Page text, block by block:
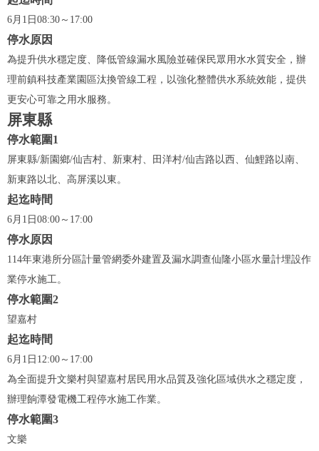
6月1日08:30～17:00
停水原因
為提升供水穩定度、降低管線漏水風險並確保民眾用水水質安全，辦
理前鎮科技產業園區汰換管線工程，以強化整體供水系統效能，提供
更安心可靠之用水服務。
屏東縣
停水範圍1
屏東縣/新園鄉/仙吉村、新東村、田洋村/仙吉路以西、仙鯉路以南、
新東路以北、高屏溪以東。
起迄時間
6月1日08:00～17:00
停水原因
114年東港所分區計量管網委外建置及漏水調查仙隆小區水量計埋設作
業停水施工。
停水範圍2
望嘉村
起迄時間
6月1日12:00～17:00
為全面提升文樂村與望嘉村居民用水品質及強化區域供水之穩定度，
辦理餉潭發電機工程停水施工作業。
停水範圍3
文樂